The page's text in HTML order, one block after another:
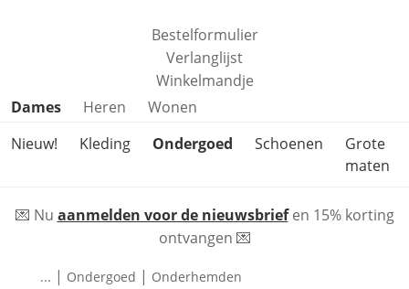
Bestelformulier
Verlanglijst
Winkelmandje
Productcategorieën overslaan
Dames Heren
Wonen
Nieuw!
Kleding Ondergoed Schoenen
Grote
maten
💌 Nu aanmelden voor de nieuwsbriefen 15% korting
ontvangen 💌
... | Ondergoed | Onderhemden